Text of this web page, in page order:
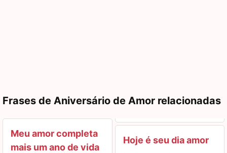
Frases de Aniversário de Amor relacionadas
Meu amor completa
mais um ano de vida
Hoje é seu dia amor